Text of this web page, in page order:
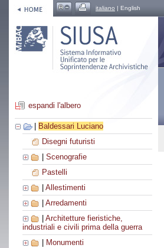
italiano | English
espandi l'albero
Baldessari Luciano
Disegni futuristi
Scenografie
Pastelli
Allestimenti
Arredamenti
Architetture fieristiche,
industriali e civili prima della guerra
Monumenti